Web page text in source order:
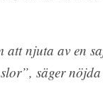
att njuta av en
säger